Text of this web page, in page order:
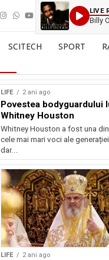
LIVE
Billy
SCITECH SPORT
LIFE 2 ani ago
Povestea bodyguardului
Whitney Houston
Whitney Houston a fost una
cele mai mari voci ale
dar...
LIFE 2 ani ago